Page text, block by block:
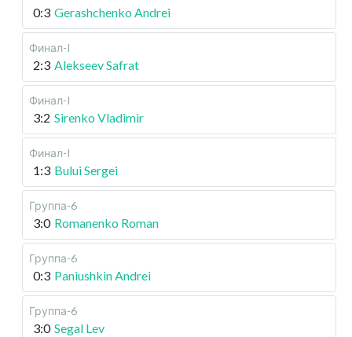
0:3 Gerashchenko Andrei
Финал-I
2:3 Alekseev Safrat
Финал-I
3:2 Sirenko Vladimir
Финал-I
1:3 Bului Sergei
Группа-6
3:0 Romanenko Roman
Группа-6
0:3 Paniushkin Andrei
Группа-6
3:0 Segal Lev